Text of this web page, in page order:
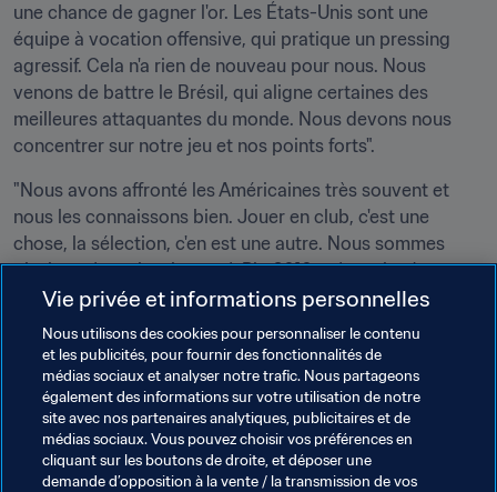
une chance de gagner l'or. Les États-Unis sont une
équipe à vocation offensive, qui pratique un pressing
agressif. Cela n'a rien de nouveau pour nous. Nous
venons de battre le Brésil, qui aligne certaines des
meilleures attaquantes du monde. Nous devons nous
concentrer sur notre jeu et nos points forts".
"Nous avons affronté les Américaines très souvent et
nous les connaissons bien. Jouer en club, c'est une
chose, la sélection, c'en est une autre. Nous sommes
plusieurs à avoir pris part à Rio 2016 et à avoir vécu
l'émotion du bronze. Nous n'avons qu'un objectif, c'est
d'accéder à la finale. Nous allons tout donner pour y
arriver", conclut-elle.
Vie privée et informations personnelles
Nous utilisons des cookies pour personnaliser le contenu
et les publicités, pour fournir des fonctionnalités de
médias sociaux et analyser notre trafic. Nous partageons
également des informations sur votre utilisation de notre
site avec nos partenaires analytiques, publicitaires et de
médias sociaux. Vous pouvez choisir vos préférences en
cliquant sur les boutons de droite, et déposer une
demande d’opposition à la vente / la transmission de vos